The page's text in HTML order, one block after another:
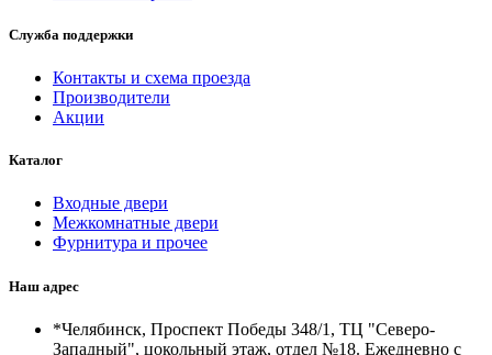
Служба поддержки
Контакты и схема проезда
Производители
Акции
Каталог
Входные двери
Межкомнатные двери
Фурнитура и прочее
Наш адрес
*Челябинск, Проспект Победы 348/1, ТЦ "Северо-
Западный", цокольный этаж, отдел №18. Ежедневно с